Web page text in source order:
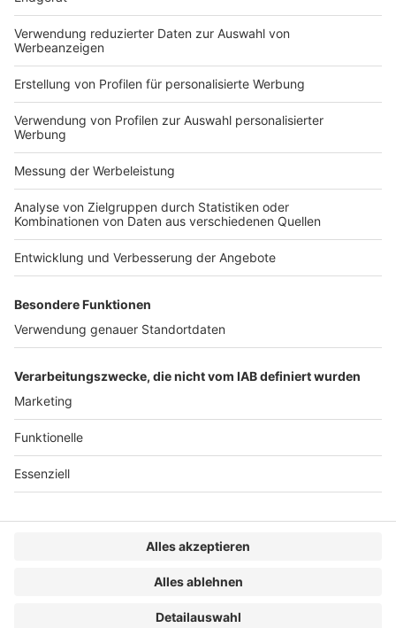
Quelle: Betriebs-Berater 2026 Heft 31-32 vom
27.07.2026, Seite 1770
Carve-out-Transaktionen haben in der
gewonnen. Anders als bei klassischen Mergers &
Transaktionsobjekt regelmäßig noch nicht als
eigenständige rechtliche und finanzielle Einheit. Seine
Finanzzahlen müssen aus den bestehenden
Konzernstrukturen erst abgeleitet werden. Der
nachfolgende Beitrag zeigt Herausforderungen bei der
Ableitung von Carve-out-Finanzzahlen – von der
Behandlung von Shared Services, der Übertragung von
Mitarbeitern mit Mischfunktionen bis zur Herleitung
before Interest and Taxes (Depreciation, and
Amortization) – EBIT(DA), Working Capital und Net
Debt, und gibt Hinweise für die praktische Umsetzung
WEITERLESEN
1 2 3 … 40 »
MEDIADATEN
DATENSCHUTZ